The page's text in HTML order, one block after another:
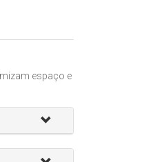
espaço e